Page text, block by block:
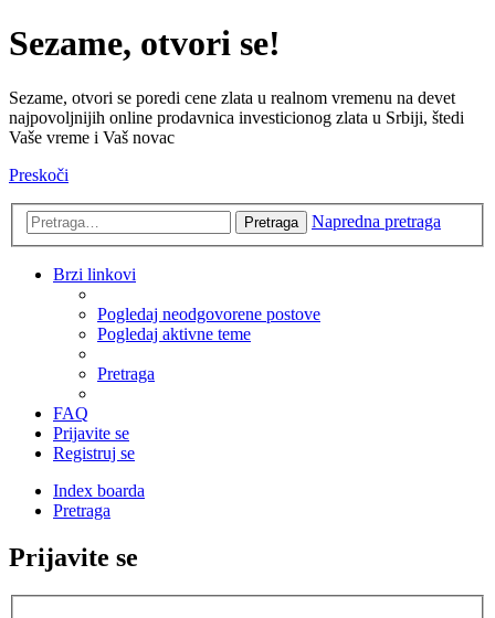
Sezame, otvori se!
Sezame, otvori se poredi cene zlata u realnom vremenu na devet
najpovoljnijih online prodavnica investicionog zlata u Srbiji, štedi
Vaše vreme i Vaš novac
Preskoči
Pretraga Napredna pretraga
Brzi linkovi
Pogledaj neodgovorene postove
Pogledaj aktivne teme
Pretraga
FAQ
Prijavite se
Registruj se
Index boarda
Pretraga
Prijavite se